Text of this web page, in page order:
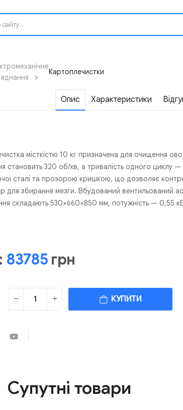
Картоплечистки
Опис Характеристики
місткістю 10 кг призначена для очищення
становить 320 об/хв, а тривалість одного циклу
сталі та прозорою кришкою, що дозволяє
для збирання мезги. Вбудований вентильований
складають 530×660×850 мм, потужність — 0,55
83785 грн
КУПИТИ
Супутні товари